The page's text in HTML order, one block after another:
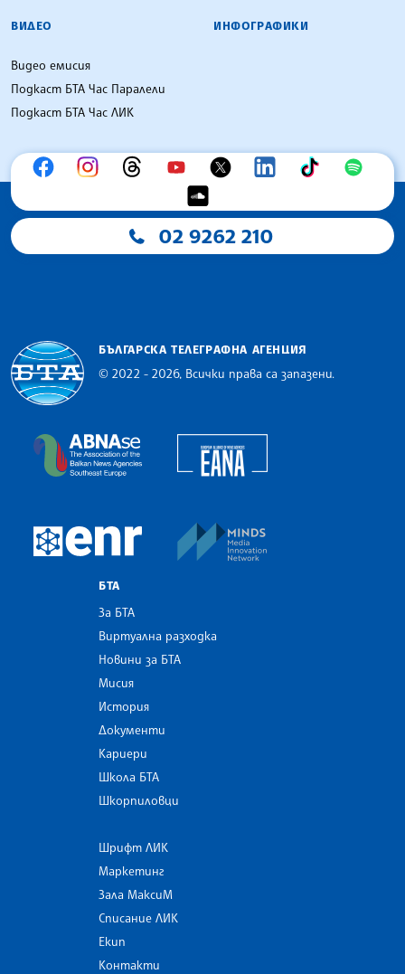
ВИДЕО
Видео емисия
Подкаст БТА Час Паралели
Подкаст БТА Час ЛИК
ИНФОГРАФИКИ
02 9262 210
БЪЛГАРСКА ТЕЛЕГРАФНА АГЕНЦИЯ
© 2022 - 2026, Всички права са запазени.
The Assocoation of the Balkan News Agencies
European Newsroom
БТА
За БТА
Виртуална разходка
Новини за БТА
Мисия
История
Документи
Кариери
Школа БТА
Шкорпиловци
Шрифт ЛИК
Маркетинг
Зала МаксиМ
Списание ЛИК
Екип
Контакти